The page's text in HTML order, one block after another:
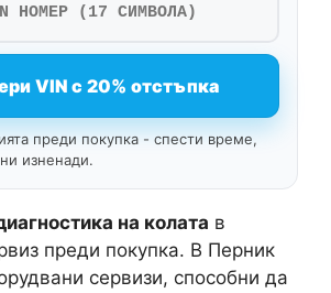
VIN с 20% отстъпка
преди покупка - спести време,
изненади.
на колата в
преди покупка. В Перник
сервизи, способни да